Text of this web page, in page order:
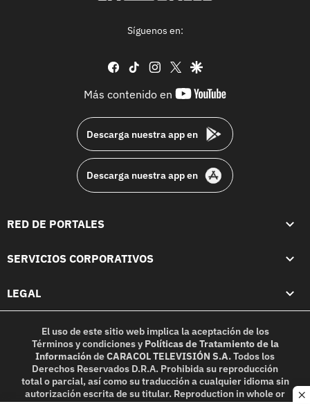
Síguenos en:
facebook
tiktok instagram
twittergoogle
Más contenido en
youtube-
Descarga nuestra app en
Descarga nuestra app en
RED DE PORTALES
SERVICIOS CORPORATIVOS
LEGAL
El uso de este sitio web implica la aceptación de los
Términos y condicionesy Políticas de Tratamiento de la
InformacióndeCARACOL TELEVISIÓN S.A.Todos los
Derechos Reservados D.R.A. Prohibida su reproducción
total o parcial, así como su traducción a cualquier idioma sin
autorización escrita de su titular. Reproduction in whole or